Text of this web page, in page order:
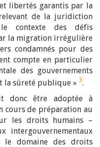
libertés garantis par la
de la juridiction
contexte des défis
la migration irrégulière
condamnés pour des
compte en particulier
des gouvernements
la sûreté publique » 3.
donc être adoptée à
cours de préparation au
les droits humains –
intergouvernementaux
le domaine des droits